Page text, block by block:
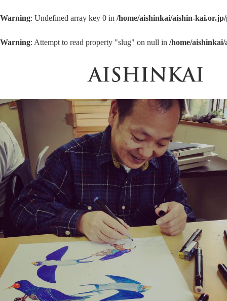
Warning: Undefined array key 0 in /home/aishinkai/aishin-
Warning: Attempt to read property "slug" on null in /home/